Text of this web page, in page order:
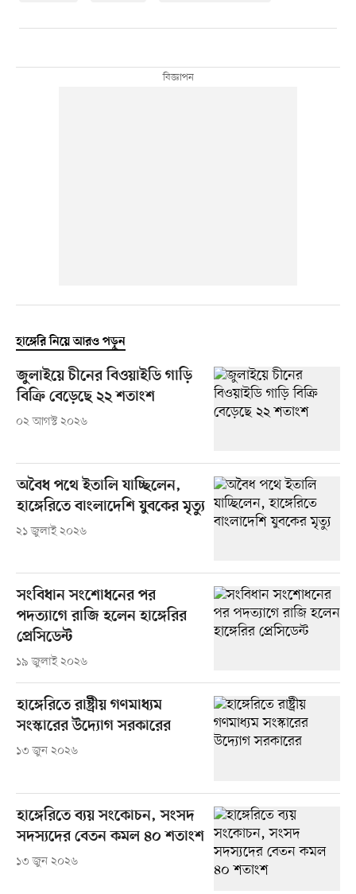
হাঙ্গেরি নিয়ে আরও পড়ুন
জুলাইয়ে চীনের বিওয়াইডি গাড়ি
বিক্রি বেড়েছে ২২ শতাংশ
০২ আগস্ট ২০২৬
অবৈধ পথে ইতালি যাচ্ছিলেন,
হাঙ্গেরিতে বাংলাদেশি যুবকের মৃত্যু
২১ জুলাই ২০২৬
সংবিধান সংশোধনের পর
পদত্যাগে রাজি হলেন হাঙ্গেরির
প্রেসিডেন্ট
১৯ জুলাই ২০২৬
হাঙ্গেরিতে রাষ্ট্রীয় গণমাধ্যম
সংস্কারের উদ্যোগ সরকারের
১৩ জুন ২০২৬
হাঙ্গেরিতে ব্যয় সংকোচন, সংসদ
সদস্যদের বেতন কমল ৪০ শতাংশ
১৩ জুন ২০২৬